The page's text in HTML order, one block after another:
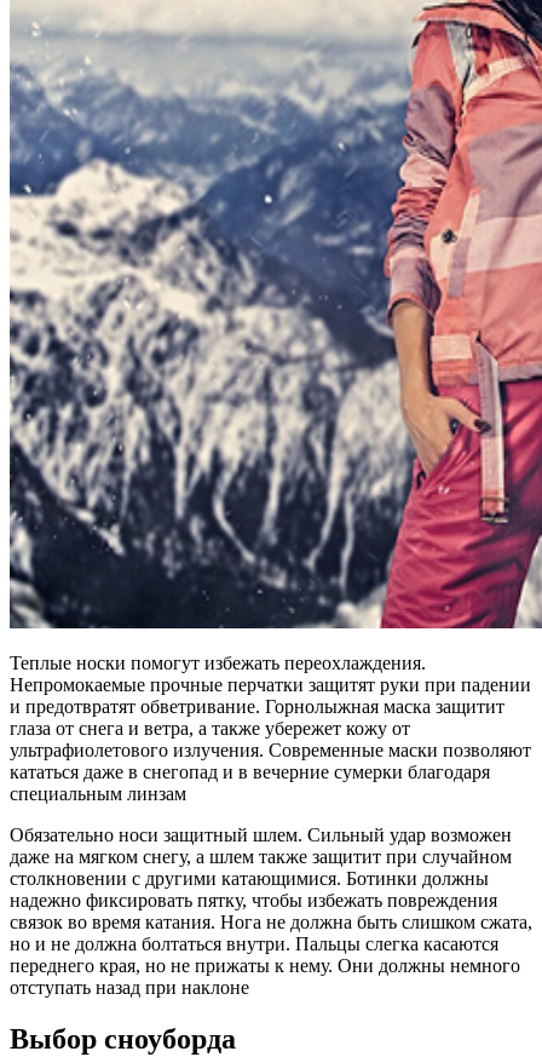
Теплые носки помогут избежать переохлаждения.
Непромокаемые прочные перчатки защитят руки при падении
и предотвратят обветривание. Горнолыжная маска защитит
глаза от снега и ветра, а также убережет кожу от
ультрафиолетового излучения. Современные маски позволяют
кататься даже в снегопад и в вечерние сумерки благодаря
специальным линзам
Обязательно носи защитный шлем. Сильный удар возможен
даже на мягком снегу, а шлем также защитит при случайном
столкновении с другими катающимися. Ботинки должны
надежно фиксировать пятку, чтобы избежать повреждения
связок во время катания. Нога не должна быть слишком сжата,
но и не должна болтаться внутри. Пальцы слегка касаются
переднего края, но не прижаты к нему. Они должны немного
отступать назад при наклоне
Выбор сноуборда